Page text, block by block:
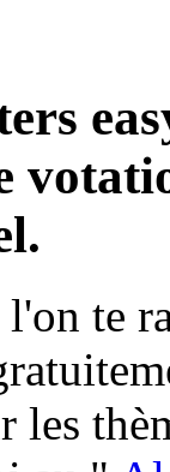
te
les